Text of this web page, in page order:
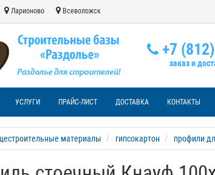
Ларионово Всеволожск
+7
заказ и
УСЛУГИ ПРАЙС-ЛИСТ ДОСТАВКА КОНТАКТЫ
материалы гипсокартон профили